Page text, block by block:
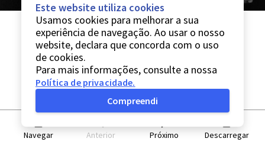
Navegar Anterior Próximo Descarregar
Este website utiliza cookies
Usamos cookies para melhorar a sua
experiência de navegação. Ao usar o nosso
website, declara que concorda com o uso
de cookies.
Para mais informações, consulte a nossa
Política de privacidade.
Compreendi